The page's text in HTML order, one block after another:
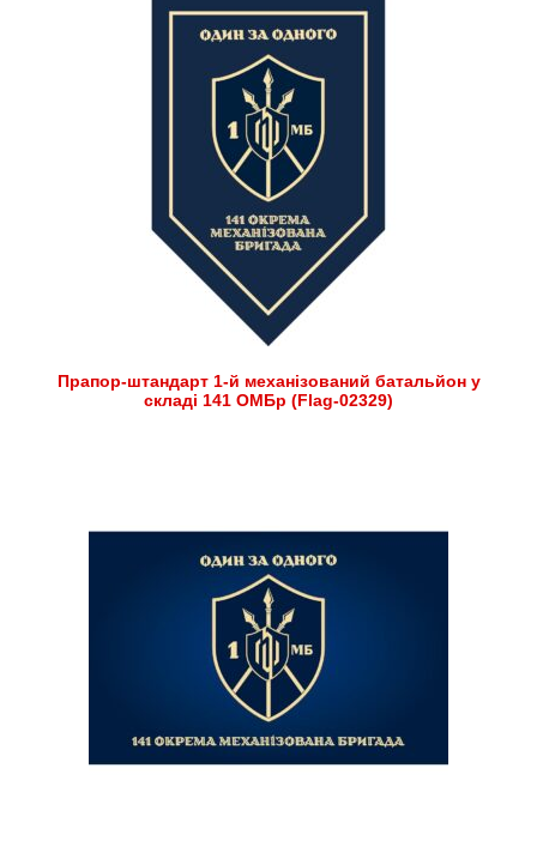
Прапор-штандарт 1-й механізований батальйон у
складі 141 ОМБр (Flag-02329)